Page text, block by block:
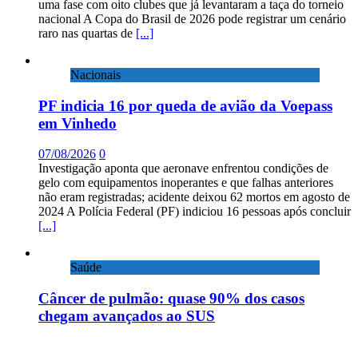
uma fase com oito clubes que já levantaram a taça do torneio
nacional A Copa do Brasil de 2026 pode registrar um cenário
raro nas quartas de [...]
Nacionais
PF indicia 16 por queda de avião da Voepass
em Vinhedo
07/08/2026 0
Investigação aponta que aeronave enfrentou condições de
gelo com equipamentos inoperantes e que falhas anteriores
não eram registradas; acidente deixou 62 mortos em agosto de
2024 A Polícia Federal (PF) indiciou 16 pessoas após concluir
[...]
Saúde
Câncer de pulmão: quase 90% dos casos
chegam avançados ao SUS